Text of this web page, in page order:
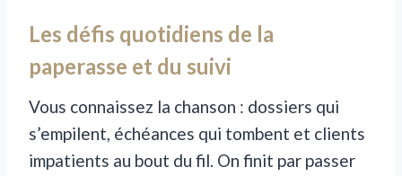
Les défis quotidiens de la
paperasse et du suivi
Vous connaissez la chanson : dossiers qui
s’empilent, échéances qui tombent et clients
impatients au bout du fil. On finit par passer